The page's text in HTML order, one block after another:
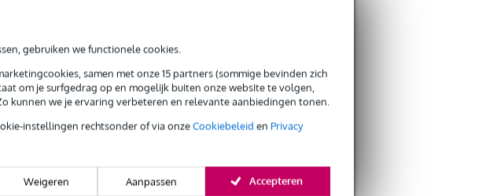
gebruiken we functionele cookies.
samen met onze 15 partners (sommige bevinden zich
om je surfgedrag op en mogelijk buiten onze website te volgen,
kunnen we je ervaring verbeteren en relevante aanbiedingen tonen.
instellingen rechtsonder of via onzeCookiebeleid en Privacy
Weigeren Aanpassen Accepteren
garantie
Gratis CO2-neutrale verzending